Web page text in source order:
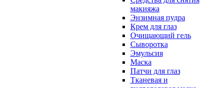
макияжа
Энзимная пудра
Крем для глаз
Очищающий гель
Сыворотка
Эмульсия
Маска
Патчи для глаз
Тканевая и